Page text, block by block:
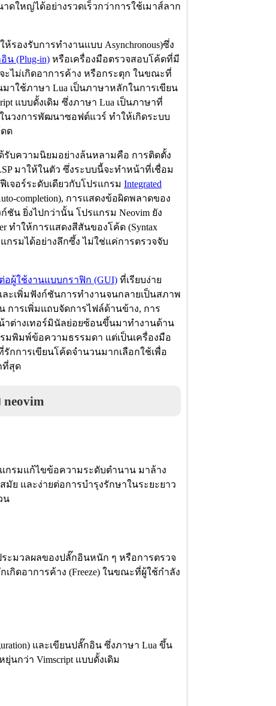
ใหญ่ได้อย่างรวดเร็วกว่าการใช้เมาส์ลาก
องรับการทำงานแบบ Asynchronous)ซึ่ง
น (Plug-in) หรือเครื่องมือตรวจสอบโค้ดที่มี
ะไม่เกิดอาการค้าง หรือกระตุก ในขณะที่
าใช้ภาษา Lua เป็นภาษาหลักในการเขียน
แบบดั้งเดิม ซึ่งภาษา Lua เป็นภาษาที่
นวงการพัฒนาซอฟต์แวร์ ทำให้เกิดระบบ
ดด
บความนิยมอย่างล้นหลามคือ การติดตั้ง
LSP มาให้ในตัว ซึ่งระบบนี้จะทำหน้าที่เชื่อม
จอร์ระดับเดียวกับโปรแกรม Integrated
completion), การแสดงข้อผิดพลาดของ
น ยิ่งไปกว่านั้น โปรแกรม Neovim ยัง
ทำให้การแสดงสีสันของโค้ด (Syntax
กรมได้อย่างลึกซึ้ง ไม่ใช่แค่การตรวจจับ
อผู้ใช้งานแบบกราฟิก (GUI) ที่เรียบง่าย
ะเพิ่มฟังก์ชันการทำงานจนกลายเป็นสภาพ
การเพิ่มแถบจัดการไฟล์ด้านข้าง, การ
าต่างเทอร์มินัลย่อยซ้อนขึ้นมาทำงานด้าน
รมพิมพ์ข้อความธรรมดา แต่เป็นเครื่องมือ
กการเขียนโค้ดจำนวนมากเลือกใช้เพื่อ
ที่สุด
กรมแก้ไขข้อความระดับตำนาน มาล้าง
ย และง่ายต่อการบำรุงรักษาในระยะยาว
น
ระมวลผลของปลั๊กอินหนัก ๆ หรือการตรวจ
กิดอาการค้าง (Freeze) ในขณะที่ผู้ใช้กำลัง
และเขียนปลั๊กอิน ซึ่งภาษา Lua ขึ้น
นกว่า Vimscript แบบดั้งเดิม